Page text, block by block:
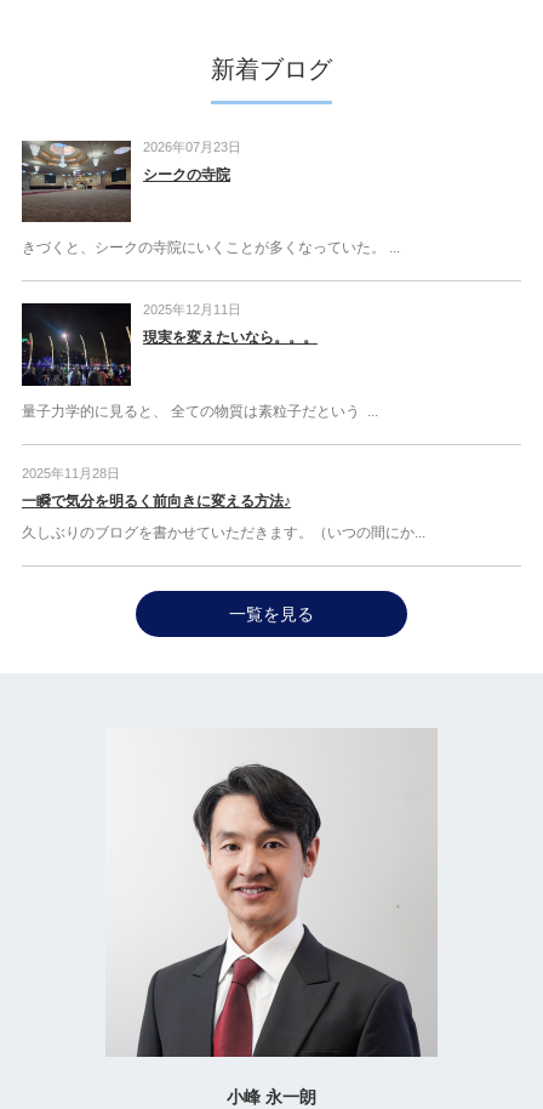
新着ブログ
2026年07月23日
シークの寺院
きづくと、シークの寺院にいくことが多くなっていた。 ...
2025年12月11日
現実を変えたいなら。。。
量子力学的に見ると、 全ての物質は素粒子だという ...
2025年11月28日
一瞬で気分を明るく前向きに変える方法♪
久しぶりのブログを書かせていただきます。（いつの間にか...
一覧を見る
小峰 永一朗